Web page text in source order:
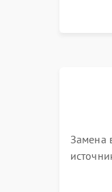
Замена